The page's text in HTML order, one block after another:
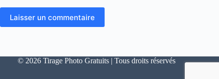
Laisser un commentaire
© 2026 Tirage Photo Gratuits | Tous droits réservés